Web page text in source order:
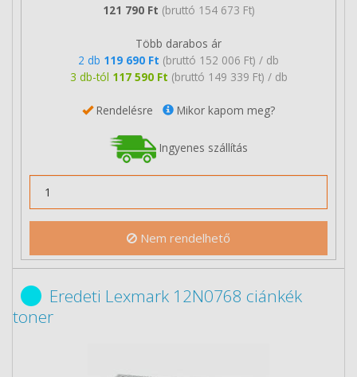
121 790 Ft (bruttó 154 673 Ft)
Több darabos ár
2 db 119 690 Ft (bruttó 152 006 Ft) / db
3 db-tól 117 590 Ft (bruttó 149 339 Ft) / db
Rendelésre Mikor kapom meg?
Ingyenes szállítás
Nem rendelhető
Eredeti Lexmark 12N0768 ciánkék
toner